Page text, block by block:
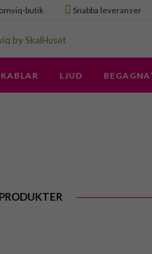
butik Snabba leveranser
LJUD